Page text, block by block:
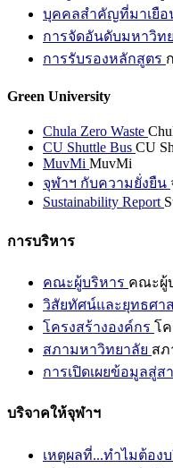
บุคคลสำคัญที่มาเยือ
การจัดอันดับมหาวิท
การรับรองหลักสูตร
Green University
Chula Zero Waste
CU Shuttle Bus CU
MuvMi MuvMi
จุฬาฯ กับความยั่งยืน
Sustainability Report
การบริหาร
คณะผู้บริหาร คณะผู้
วิสัยทัศน์และยุทธศา
โครงสร้างองค์กร โ
สภามหาวิทยาลัย สภ
การเปิดเผยข้อมูลสู่ส
บริจาคให้จุฬาฯ
เหตุผลที่...ทำไมต้อง